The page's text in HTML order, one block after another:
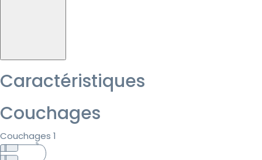
Caractéristiques
Couchages
Couchages 1